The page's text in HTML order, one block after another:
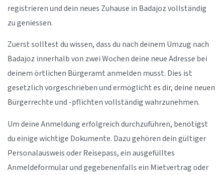
registrieren und dein neues Zuhause in Badajoz vollständig
zu geniessen.
Zuerst solltest du wissen, dass du nach deinem Umzug nach
Badajoz innerhalb von zwei Wochen deine neue Adresse bei
deinem örtlichen Bürgeramt anmelden musst. Dies ist
gesetzlich vorgeschrieben und ermöglicht es dir, deine neuen
Bürgerrechte und -pflichten vollständig wahrzunehmen.
Um deine Anmeldung erfolgreich durchzuführen, benötigst
du einige wichtige Dokumente. Dazu gehören dein gültiger
Personalausweis oder Reisepass, ein ausgefülltes
Anmeldeformular und gegebenenfalls ein Mietvertrag oder